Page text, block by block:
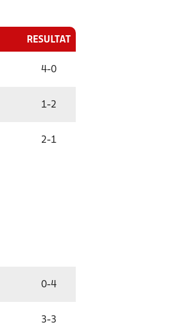
RESULTAT
4-0
1-2
2-1
0-4
3-3